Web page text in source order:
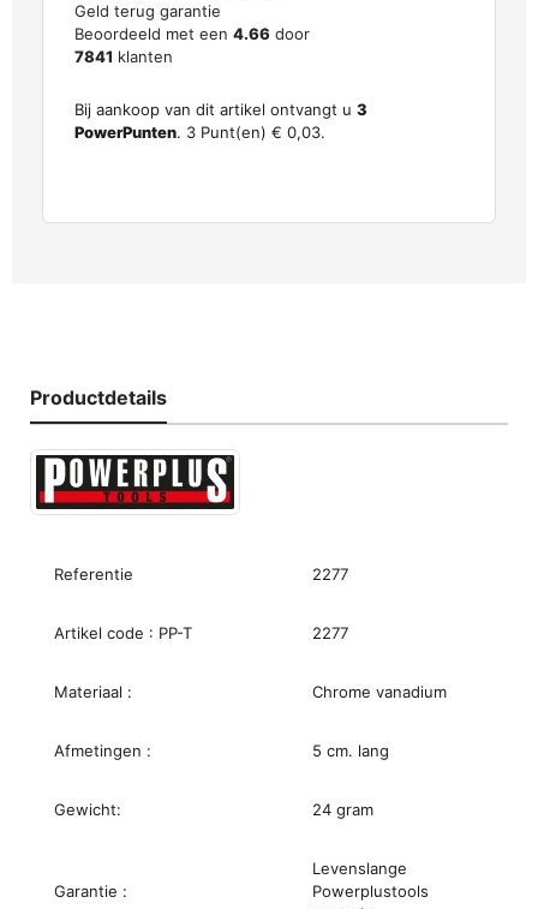
Geld terug garantie
Beoordeeld met een 4.66 door
7841 klanten
Bij aankoop van dit artikel ontvangt u 3
PowerPunten. 3 Punt(en) € 0,03.
Productdetails
Referentie 2277
Artikel code : PP-T 2277
Materiaal : Chrome vanadium
Afmetingen : 5 cm. lang
Gewicht: 24 gram
Garantie :
Levenslange
Powerplustools